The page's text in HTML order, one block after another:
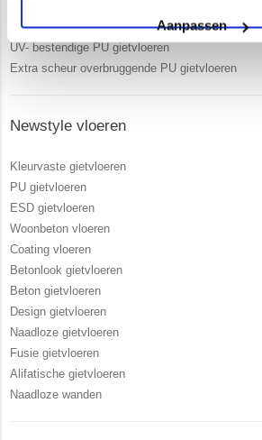
Aanpassen
Vrijblijvend advies in onze 250 m2 showroom
UV- bestendige PU gietvloeren
Extra scheur overbruggende PU gietvloeren
Newstyle vloeren
Kleurvaste gietvloeren
PU gietvloeren
ESD gietvloeren
Woonbeton vloeren
Coating vloeren
Betonlook gietvloeren
Beton gietvloeren
Design gietvloeren
Naadloze gietvloeren
Fusie gietvloeren
Alifatische gietvloeren
Naadloze wanden